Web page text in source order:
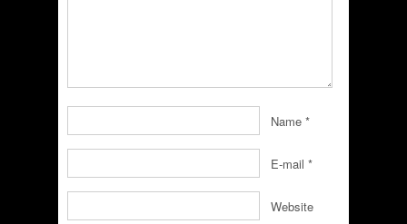
Name *
E-mail *
Website